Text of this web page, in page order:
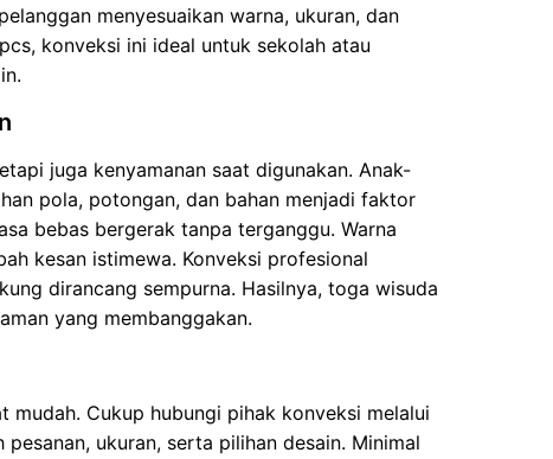
menyesuaikan warna, ukuran, dan
konveksi ini ideal untuk sekolah atau
juga kenyamanan saat digunakan. Anak-
pola, potongan, dan bahan menjadi faktor
bebas bergerak tanpa terganggu. Warna
kesan istimewa. Konveksi profesional
dirancang sempurna. Hasilnya, toga wisuda
yang membanggakan.
mudah. Cukup hubungi pihak konveksi melalui
ukuran, serta pilihan desain. Minimal